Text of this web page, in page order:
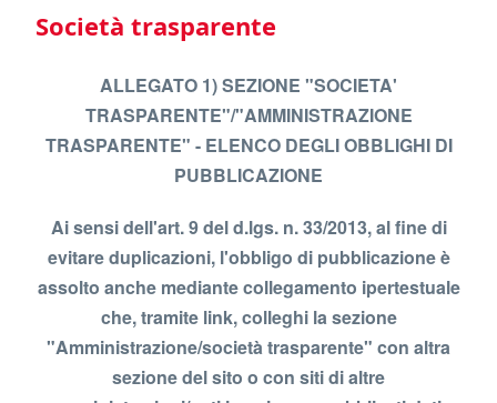
Società trasparente
ALLEGATO 1) SEZIONE "SOCIETA'
TRASPARENTE"/"AMMINISTRAZIONE
TRASPARENTE" - ELENCO DEGLI OBBLIGHI DI
PUBBLICAZIONE
Ai sensi dell'art. 9 del d.lgs. n. 33/2013, al fine di
evitare duplicazioni, l'obbligo di pubblicazione è
assolto anche mediante collegamento ipertestuale
che, tramite link, colleghi la sezione
"Amministrazione/società trasparente" con altra
sezione del sito o con siti di altre